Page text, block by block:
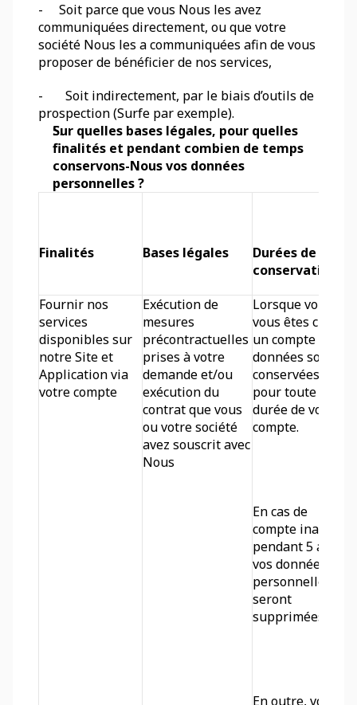
-     Soit parce que vous Nous les avez
communiquées directement, ou que votre
société Nous les a communiquées afin de vous
proposer de bénéficier de nos services,
-       Soit indirectement, par le biais d’outils de
prospection (Surfe par exemple).
Sur quelles bases légales, pour quelles
finalités et pendant combien de temps
conservons-Nous vos données
personnelles ?
Finalités Bases légales
Durées de
conservation
Fournir nos
services
disponibles sur
notre Site et
Application via
votre compte
Exécution de
mesures
précontractuelles
prises à votre
demande et/ou
exécution du
contrat que vous
ou votre société
avez souscrit avec
Nous
Lorsque vous
vous êtes créé
un compte : vos
données sont
conservées
pour toute la
durée de votre
compte.
En cas de
compte inactif
pendant 5 ans,
vos données
personnelles
seront
supprimées.
En outre, vos